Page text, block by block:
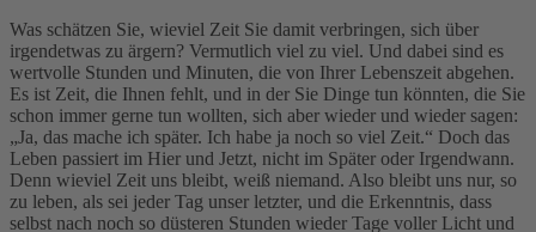
Was schätzen Sie, wieviel Zeit Sie damit verbringen, sich über
irgendetwas zu ärgern? Vermutlich viel zu viel. Und dabei sind es
wertvolle Stunden und Minuten, die von Ihrer Lebenszeit abgehen.
Es ist Zeit, die Ihnen fehlt, und in der Sie Dinge tun könnten, die Sie
schon immer gerne tun wollten, sich aber wieder und wieder sagen:
„Ja, das mache ich später. Ich habe ja noch so viel Zeit.“ Doch das
Leben passiert im Hier und Jetzt, nicht im Später oder Irgendwann.
Denn wieviel Zeit uns bleibt, weiß niemand. Also bleibt uns nur, so
zu leben, als sei jeder Tag unser letzter, und die Erkenntnis, dass
selbst nach noch so düsteren Stunden wieder Tage voller Licht und